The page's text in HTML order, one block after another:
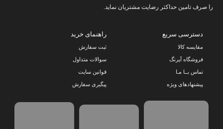
را صرف تامین حداکثر رضایت مشتریان نماید‌.
دسترسی سریع
مقایسه کالا
فروشگاه آپرنگ
تماس بــا مـا
پیشنهادهای ویژه
راهنمای خرید
ثبت سفارش
سوالات متداول
قوانین سایت
پیگیری سفارش